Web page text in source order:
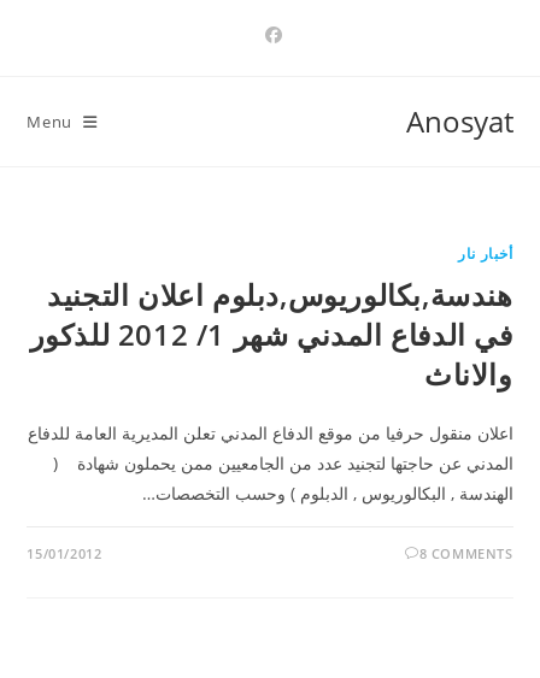
Anosyat
Menu
أخبار نار
هندسة,بكالوريوس,دبلوم اعلان التجنيد
في الدفاع المدني شهر 1/ 2012 للذكور
والاناث
اعلان منقول حرفيا من موقع الدفاع المدني تعلن المديرية العامة للدفاع
المدني عن حاجتها لتجنيد عدد من الجامعيين ممن يحملون شهادة (
الهندسة , البكالوريوس , الدبلوم ) وحسب التخصصات…
8 COMMENTS
15/01/2012